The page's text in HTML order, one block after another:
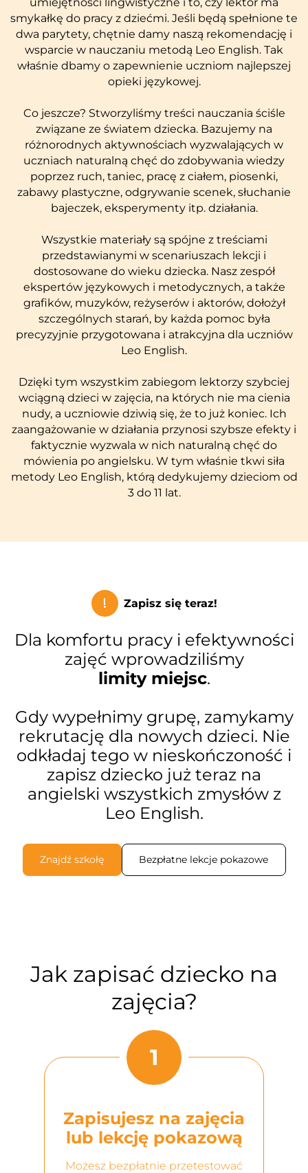
smykałkę do pracy z dziećmi. Jeśli będą spełnione te
dwa parytety, chętnie damy naszą rekomendację i
wsparcie w nauczaniu metodą Leo English. Tak
właśnie dbamy o zapewnienie uczniom najlepszej
opieki językowej.
Co jeszcze? Stworzyliśmy treści nauczania ściśle
związane ze światem dziecka. Bazujemy na
różnorodnych aktywnościach wyzwalających w
uczniach naturalną chęć do zdobywania wiedzy
poprzez ruch, taniec, pracę z ciałem, piosenki,
zabawy plastyczne, odgrywanie scenek, słuchanie
bajeczek, eksperymenty itp. działania.
Wszystkie materiały są spójne z treściami
przedstawianymi w scenariuszach lekcji i
dostosowane do wieku dziecka. Nasz zespół
ekspertów językowych i metodycznych, a także
grafików, muzyków, reżyserów i aktorów, dołożył
szczególnych starań, by każda pomoc była
precyzyjnie przygotowana i atrakcyjna dla uczniów
Leo English.
Dzięki tym wszystkim zabiegom lektorzy szybciej
wciągną dzieci w zajęcia, na których nie ma cienia
nudy, a uczniowie dziwią się, że to już koniec. Ich
zaangażowanie w działania przynosi szybsze efekty i
faktycznie wyzwala w nich naturalną chęć do
mówienia po angielsku. W tym właśnie tkwi siła
metody Leo English, którą dedykujemy dzieciom od
3 do 11 lat.
! Zapisz się teraz!
Dla komfortu pracy i efektywności
zajęć wprowadziliśmy
limity miejsc.
Gdy wypełnimy grupę, zamykamy
rekrutację dla nowych dzieci. Nie
odkładaj tego w nieskończoność i
zapisz dziecko już teraz na
angielski wszystkich zmysłów z
Leo English.
Znajdź szkołę Bezpłatne lekcje pokazowe
Jak zapisać dziecko na
zajęcia?
1
Zapisujesz na zajęcia
lub lekcję pokazową
Możesz bezpłatnie przetestować